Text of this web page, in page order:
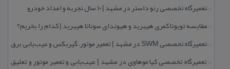
:: تعمیرگاه تخصصی رنو داستر در مشهد | ۱۰ سال تجربه و امداد خودرو
:: مقایسه تویوتا كمری هیبرید و هیوندای سوناتا هیبرید | كدام را بخریم؟
:: تعمیرگاه تخصصی SWM در مشهد | تعمیر موتور، گیربكس و عیب‌یابی برق
:: تعمیرگاه تخصصی كیا موهاوی در مشهد | عیب‌یابی و تعمیر موتور و تعلیق